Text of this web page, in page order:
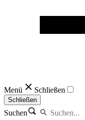
Menü Schließen
Schließen
Suchen